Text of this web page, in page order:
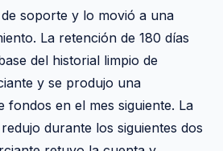
soporte y lo movió a una
La retención de 180 días
del historial limpio de
y se produjo una
fondos en el mes siguiente. La
durante los siguientes dos